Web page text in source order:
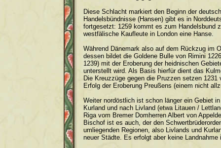
Diese Schlacht markiert den Beginn der
Handelsbündnisse (Hansen) gibt es in
fortgesetzt: 1259 kommt es zum Handelsbund
westfälische Kaufleute in London eine Hanse.
Während Dänemark also auf dem Rückzug im
dessen bildet die Goldene Bulle von Rimini
1239) mit der Eroberung der heidnischen
unterstellt wird. Als Basis hierfür dient das
Die Kreuzzüge gegen die Pruzzen setzen
Erfolg der Eroberung Preußens (einem nicht
Weiter nordöstlich ist schon länger ein Gebiet
Kurland und nach Livland (etwa Litauen /
Riga vom Bremer Domherren Albert von
Bischof ist es auch, der den
umliegenden Regionen, also Livlands und
neuer Städte. Es erfolgt aber keine